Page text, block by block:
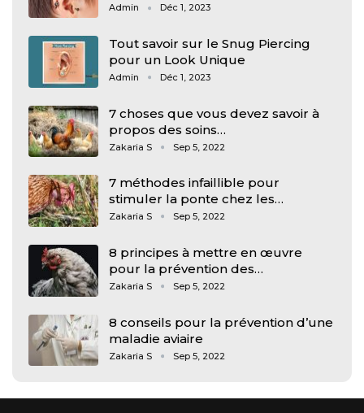
Admin Déc 1, 2023
Tout savoir sur le Snug Piercing
pour un Look Unique
Admin Déc 1, 2023
7 choses que vous devez savoir à
propos des soins…
Zakaria S Sep 5, 2022
7 méthodes infaillible pour
stimuler la ponte chez les…
Zakaria S Sep 5, 2022
8 principes à mettre en œuvre
pour la prévention des…
Zakaria S Sep 5, 2022
8 conseils pour la prévention d’une
maladie aviaire
Zakaria S Sep 5, 2022